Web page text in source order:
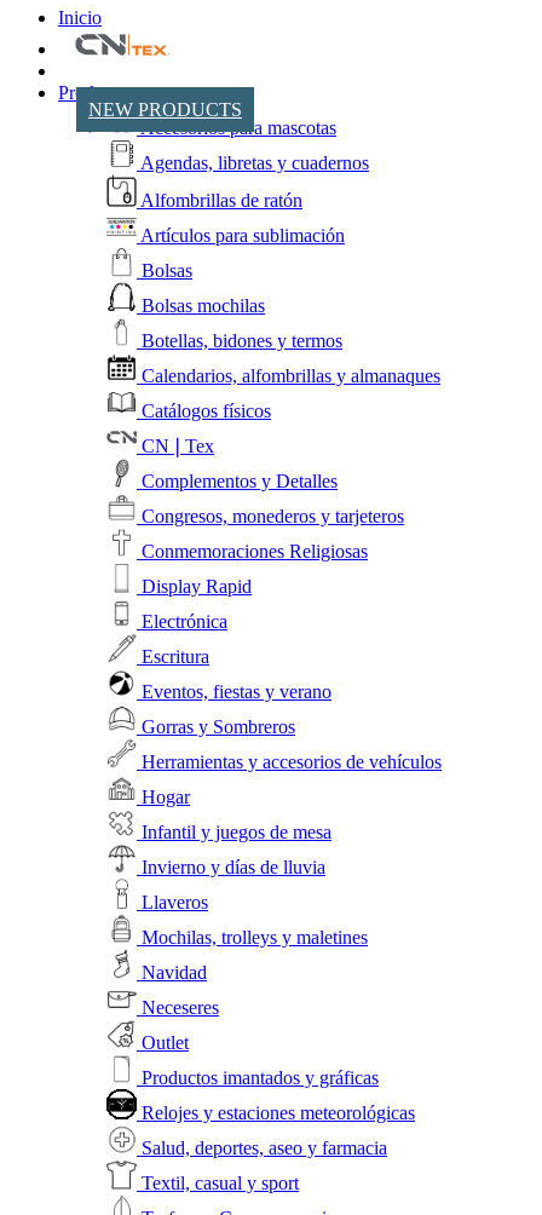
Inicio
NEW PRODUCTS
Productos
Accesorios para mascotas
Agendas, libretas y cuadernos
Alfombrillas de ratón
Artículos para sublimación
Bolsas
Bolsas mochilas
Botellas, bidones y termos
Calendarios, alfombrillas y almanaques
Catálogos físicos
CN❘Tex
Complementos y Detalles
Congresos, monederos y tarjeteros
Conmemoraciones Religiosas
Display Rapid
Electrónica
Escritura
Eventos, fiestas y verano
Gorras y Sombreros
Herramientas y accesorios de vehículos
Hogar
Infantil y juegos de mesa
Invierno y días de lluvia
Llaveros
Mochilas, trolleys y maletines
Navidad
Neceseres
Outlet
Productos imantados y gráficas
Relojes y estaciones meteorológicas
Salud, deportes, aseo y farmacia
Textil, casual y sport